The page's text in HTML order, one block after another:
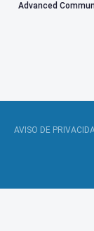
Advanced
AVISO DE